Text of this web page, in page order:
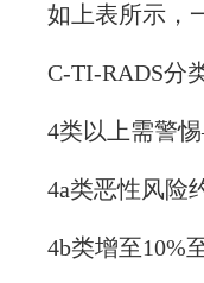
如上表所示，一
C-TI-RADS分类
4类以上需警
4a类恶性风险约
4b类增至10%至